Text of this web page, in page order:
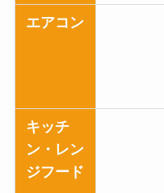
エアコン
キッチ
ン・レン
ジフード